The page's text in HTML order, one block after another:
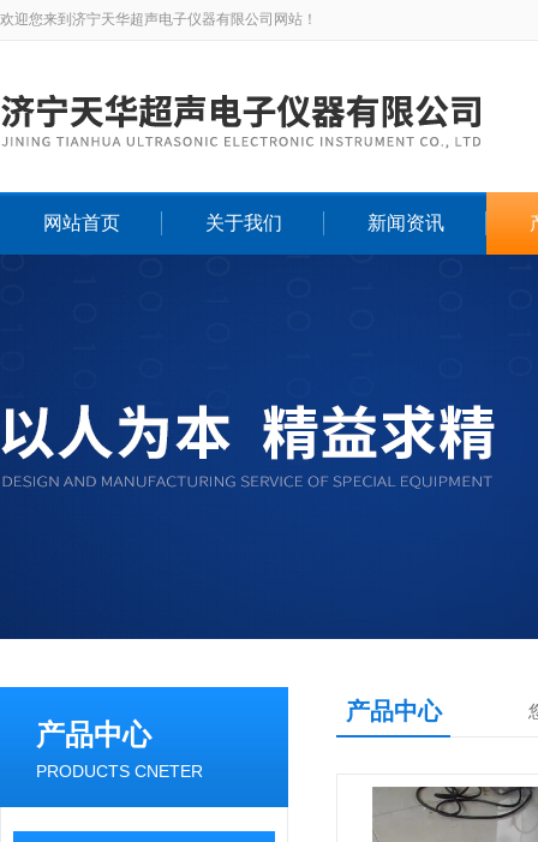
欢迎您来到济宁天华超声电子仪器有限公司网站！
网站首页 关于我们 新闻资讯
产品中心
PRODUCTS CNETER
产品中心